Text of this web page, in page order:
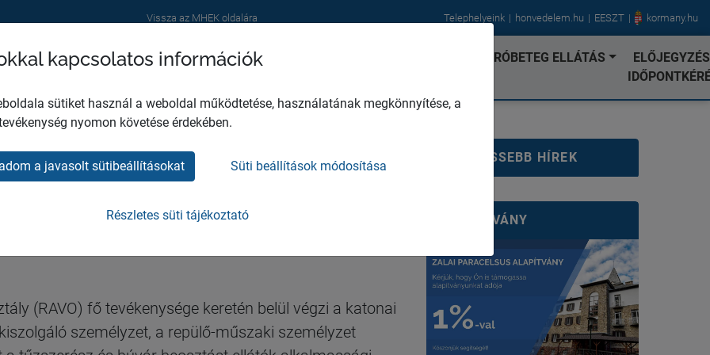
Vissza az MHEK oldalára Telephelyeink honvedelem.hu EESZT kormany.hu
REPÜLŐORVOSI VIZSGÁLATOK JÁRÓBETEG ELLÁTÁS
alkalmasság
(RAVO) fő tevékenysége keretén belül végzi a katonai
személyzet, a repülő-műszaki személyzet
LEGFRISSEBB HÍREK
ALAPÍTVÁNY
kapcsolatos információk
sütiket használ a weboldal működtetése, használatának megkönnyítése, a
nyomon követése érdekében.
a javasolt sütibeállításokat Süti beállítások módosítása
Részletes süti tájékoztató